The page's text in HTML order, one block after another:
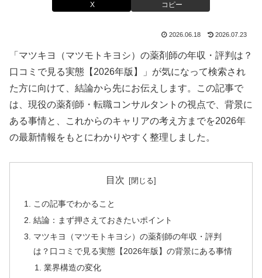
X コピー
2026.06.18 2026.07.23
「マツキヨ（マツモトキヨシ）の薬剤師の年収・評判は？
口コミで見る実態【2026年版】」が気になって検索され
た方に向けて、結論から先にお伝えします。この記事で
は、現役の薬剤師・転職コンサルタントの視点で、背景に
ある事情と、これからのキャリアの考え方までを2026年
の最新情報をもとにわかりやすく整理しました。
目次
この記事でわかること
結論：まず押さえておきたいポイント
マツキヨ（マツモトキヨシ）の薬剤師の年収・評判
は？口コミで見る実態【2026年版】の背景にある事情
業界構造の変化